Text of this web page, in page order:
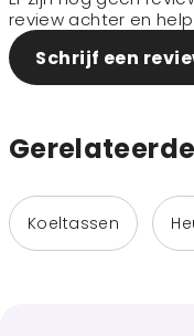
review achter en
Schrijf een
Koeltassen